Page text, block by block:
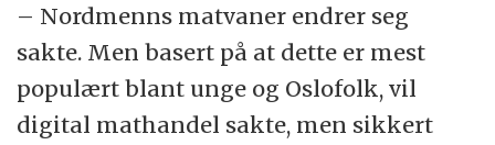
– Nordmenns matvaner endrer seg
sakte. Men basert på at dette er mest
populært blant unge og Oslofolk, vil
digital mathandel sakte, men sikkert